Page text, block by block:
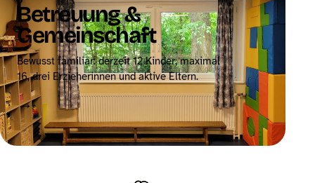
Betreuung &
Gemeinschaft
Bewusst familiär: derzeit 12 Kinder, maximal
16, drei Erzieherinnen und aktive Eltern.
→